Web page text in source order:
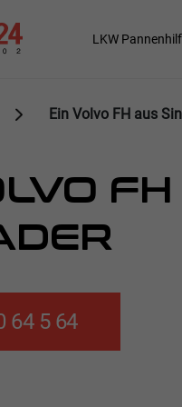
Main
LKW
Ein Volvo FH aus
64 5 64